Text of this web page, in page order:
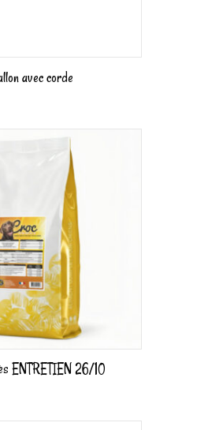
avec corde
ENTRETIEN 26/10